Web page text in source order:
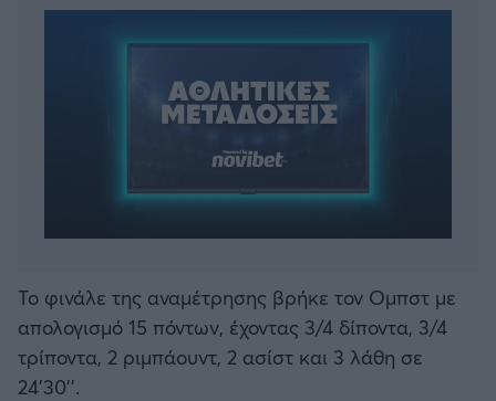
Το φινάλε της αναμέτρησης βρήκε τον Ομπστ με
απολογισμό 15 πόντων, έχοντας 3/4 δίποντα, 3/4
τρίποντα, 2 ριμπάουντ, 2 ασίστ και 3 λάθη σε
24'30''.